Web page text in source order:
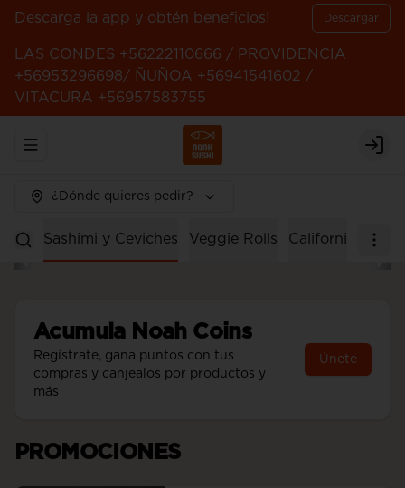
Descarga la app y obtén beneficios! Descargar
LAS CONDES +56222110666 / PROVIDENCIA
+56953296698/ ÑUÑOA +56941541602 /
VITACURA +56957583755
Abrir menu de navegación
¿Dónde quieres pedir?
Sashimi y Ceviches Veggie Rolls California Rolls
Acumula Noah Coins
Regístrate, gana puntos con tus
compras y canjealos por productos y
más
Únete
PROMOCIONES